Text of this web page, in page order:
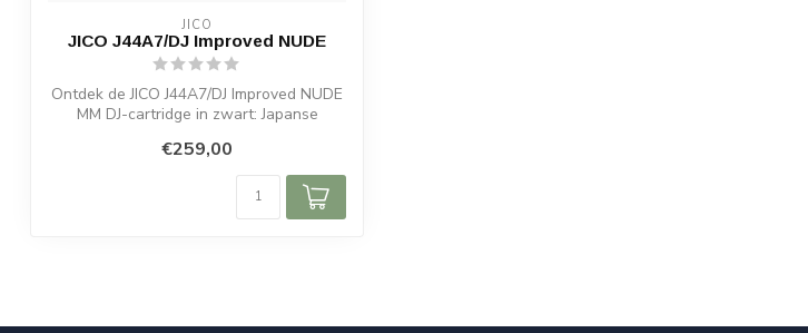
JICO
JICO J44A7/DJ Improved NUDE
Ontdek de JICO J44A7/DJ Improved NUDE
MM DJ-cartridge in zwart: Japanse
€259,00